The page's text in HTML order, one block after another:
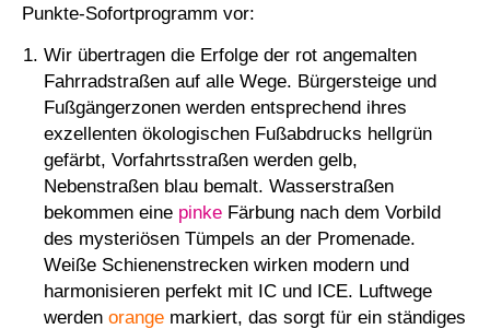
Punkte-Sofortprogramm vor:
Wir übertragen die Erfolge der rot angemalten
Fahrradstraßen auf alle Wege. Bürgersteige und
Fußgängerzonen werden entsprechend ihres
exzellenten ökologischen Fußabdrucks hellgrün
gefärbt, Vorfahrtsstraßen werden gelb,
Nebenstraßen blau bemalt. Wasserstraßen
bekommen eine pinke Färbung nach dem Vorbild
des mysteriösen Tümpels an der Promenade.
Weiße Schienenstrecken wirken modern und
harmonisieren perfekt mit IC und ICE. Luftwege
werden orange markiert, das sorgt für ein ständiges